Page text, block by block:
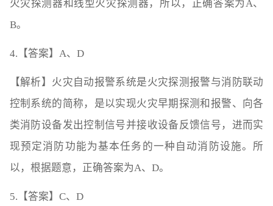
火灾探测器和线型火灾探测器，所以，正确答案为A、
B。
4.【答案】A、D
【解析】火灾自动报警系统是火灾探测报警与消防联动
控制系统的简称，是以实现火灾早期探测和报警、向各
类消防设备发出控制信号并接收设备反馈信号，进而实
现预定消防功能为基本任务的一种自动消防设施。所
以，根据题意，正确答案为A、D。
5.【答案】C、D